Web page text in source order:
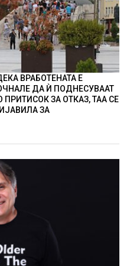
ВРАБОТЕНАТА Е
ДА Ѝ ПОДНЕСУВААТ
ЗА ОТКАЗ, ТАА СЕ
ЗА